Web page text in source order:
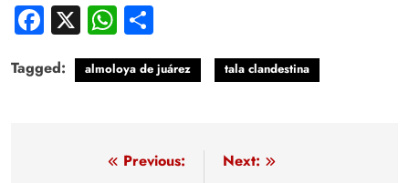
Facebook
X WhatsApp
Tagged: almoloya de juárez tala clandestina
NavegaciónPrevious:
Next: